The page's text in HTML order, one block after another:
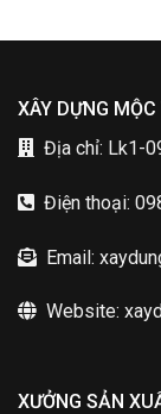
XÂY DỰNG MỘC
Địa chỉ: Lk1-
Điện thoại:
Email:
Website:
XƯỞNG SẢN